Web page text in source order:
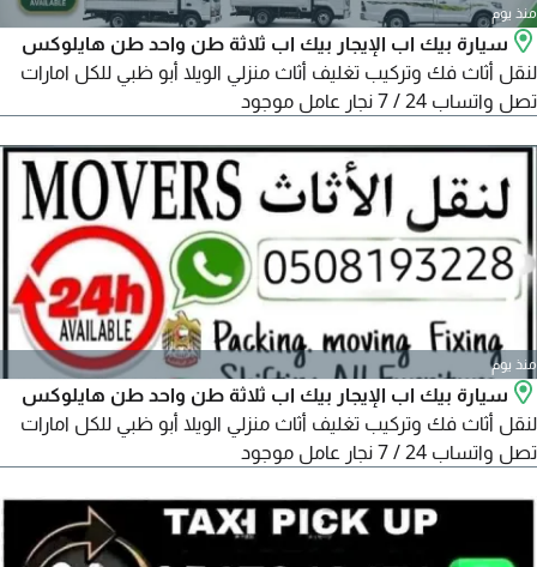
منذ يوم
سيارة بيك اب الإيجار بيك اب ثلاثة طن واحد طن هايلوكس
لنقل أثاث فك وتركيب تغليف أثاث منزلي الويلا أبو ظبي للكل امارات
تصل واتساب 24 / 7 نجار عامل موجود
منذ يوم
سيارة بيك اب الإيجار بيك اب ثلاثة طن واحد طن هايلوكس
لنقل أثاث فك وتركيب تغليف أثاث منزلي الويلا أبو ظبي للكل امارات
تصل واتساب 24 / 7 نجار عامل موجود